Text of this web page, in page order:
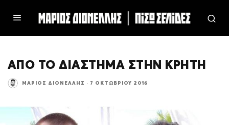
ΑΠΟ ΤΟ ΔΙΑΣΤΗΜΑ ΣΤΗΝ ΚΡΗΤΗ
ΜΆΡΙΟΣ ΔΙΟΝΈΛΛΗΣ · 7 ΟΚΤΩΒΡΊΟΥ 2016